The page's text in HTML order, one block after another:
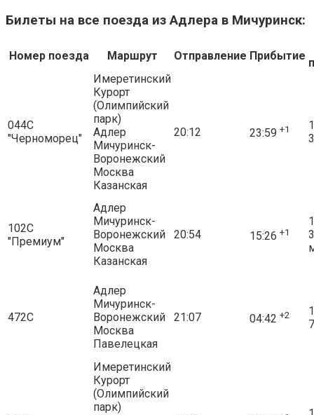
Билеты на все поезда из Адлера в Мичуринск:
Номер поезда Маршрут Отправление Прибытие
044С
"Черноморец"
Имеретинский
Курорт
(Олимпийский
парк)
Адлер
Мичуринск-
Воронежский
Москва
Казанская
20:12 23:59 +1
102С
"Премиум"
Адлер
Мичуринск-
Воронежский
Москва
Казанская
20:54 15:26 +1
472С
Адлер
Мичуринск-
Воронежский
Москва
Павелецкая
21:07 04:42 +2
Имеретинский
Курорт
(Олимпийский
парк)